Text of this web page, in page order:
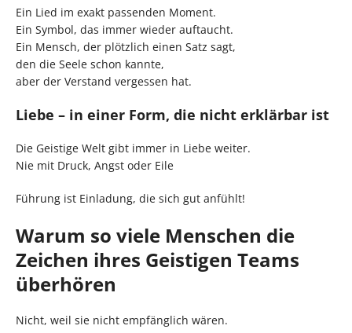
Ein Lied im exakt passenden Moment.
Ein Symbol, das immer wieder auftaucht.
Ein Mensch, der plötzlich einen Satz sagt,
den die Seele schon kannte,
aber der Verstand vergessen hat.
Liebe – in einer Form, die nicht erklärbar ist
Die Geistige Welt gibt immer in Liebe weiter.
Nie mit Druck, Angst oder Eile
Führung ist Einladung, die sich gut anfühlt!
Warum so viele Menschen die
Zeichen ihres Geistigen Teams
überhören
Nicht, weil sie nicht empfänglich wären.